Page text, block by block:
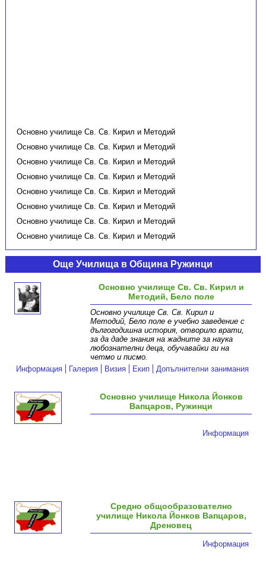
Основно училище Св. Св. Кирил и Методий
Основно училище Св. Св. Кирил и Методий
Основно училище Св. Св. Кирил и Методий
Основно училище Св. Св. Кирил и Методий
Основно училище Св. Св. Кирил и Методий
Основно училище Св. Св. Кирил и Методий
Основно училище Св. Св. Кирил и Методий
Основно училище Св. Св. Кирил и Методий
Още Училища в Община Ружинци
Основно училище Св. Св. Кирил и
Методий, Бело поле
Основно училище Св. Св. Кирил и
Методий, Бело поле е учебно заведение с
дългогодишна история, отворило врати,
за да даде знания на жадните за наука
любознателни деца, обучавайки ги на
четмо и писмо.
Информация
Галерия Визия Екип Допълнителни занимания
Основно училище Никола Йонков
Вапцаров, Ружинци
Информация
Средно общообразователно
училище Никола Йонков Вапцаров,
Дреновец
Информация